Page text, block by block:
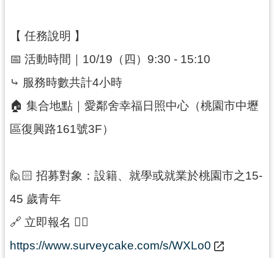
政
府
訊
公
頁
網
站
覽
【 任務說明 】
📅 活動時間｜10/19（四）9:30 - 15:10
⤷ 服務時數共計4小時
🏠 集合地點｜愛鄰舍幸福日照中心（桃園市中壢
區復興路161號3F）
🙋🏻 招募對象：設籍、就學或就業於桃園市之15-
45 歲青年
🔗 立即報名 👉🏻
https://www.surveycake.com/s/WXLo0